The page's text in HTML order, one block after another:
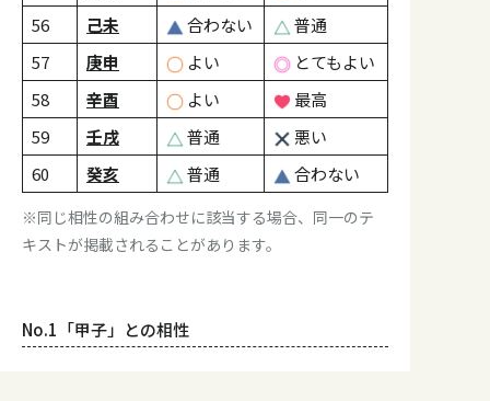
56
己未 合わない
普通
57
庚申 よい
とてもよい
58
辛酉 よい
最高
59
壬戌 普通
悪い
60
癸亥 普通 合わない
※同じ相性の組み合わせに該当する場合、同一のテ
キストが掲載されることがあります。
No.1「甲子」との相性